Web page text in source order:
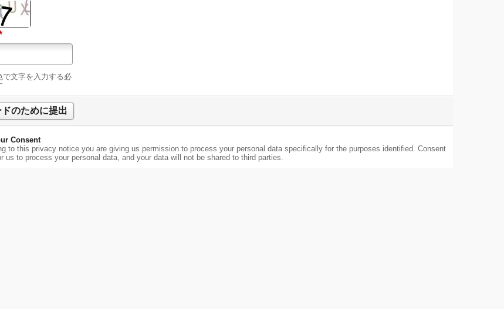
療薬
で文字を入力する必
Consent
to this privacy notice you are giving us permission to process your personal data specifically for the purposes identified. Consent
us to process your personal data, and your data will not be shared to third parties.